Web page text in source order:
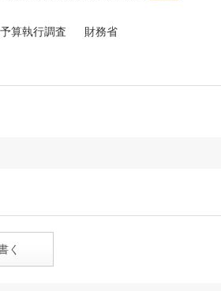
予算執行調査 財務省
く